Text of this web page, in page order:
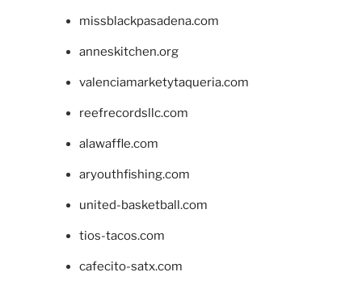
missblackpasadena.com
anneskitchen.org
valenciamarketytaqueria.com
reefrecordsllc.com
alawaffle.com
aryouthfishing.com
united-basketball.com
tios-tacos.com
cafecito-satx.com